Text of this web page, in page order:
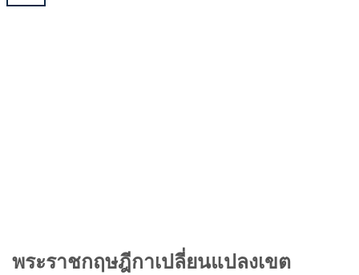
พระราชกฤษฎีกาเปลี่ยนแปลงเขต